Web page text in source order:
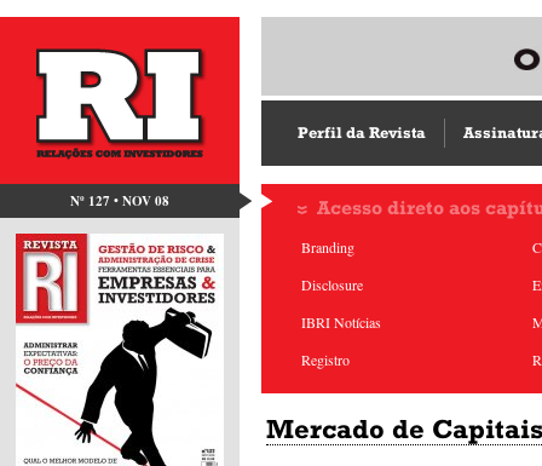
Nº 127 • NOV 08
Perfil da Revista
Acesso direto aos
Branding
Disclosure
IBRI Notícias
Registro
Mercado de Capitais